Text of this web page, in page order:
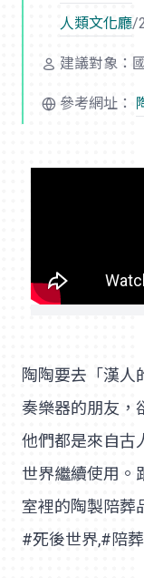
人類文化廳/
建議對象：
參考網址：
陶陶要去「漢人
奏樂器的朋友，
他們都是來自古
世界繼續使用。
室裡的陶製陪葬
#死後世界,#陪